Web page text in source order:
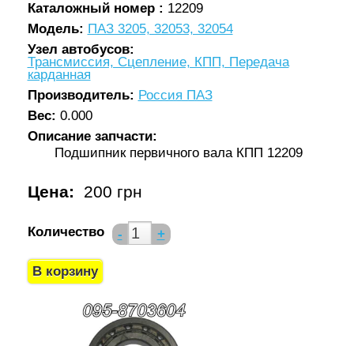
Каталожный номер : 12209
Модель: ПАЗ 3205, 32053, 32054
Узел автобусов:
Трансмиссия, Сцепление, КПП, Передача
карданная
Производитель: Россия ПАЗ
Вес: 0.000
Описание запчасти:
Подшипник первичного вала КПП 12209
Цена: 200 грн
Количество - +